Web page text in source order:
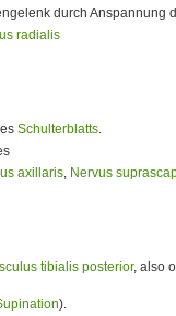
durch Anspannung
radialis
Schulterblatts
axillaris Nervus
tibialis posterior, also
).